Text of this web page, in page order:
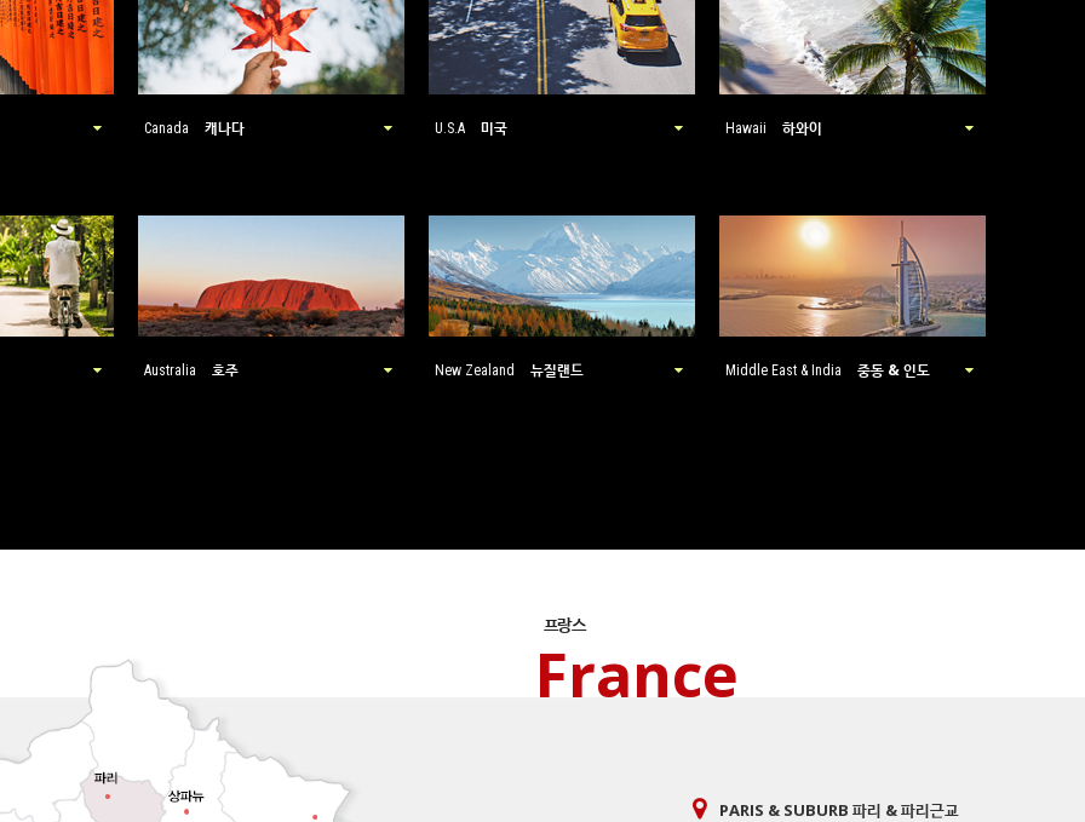
Canada 캐나다 U.S.A 미국 Hawaii 하와이
Australia 호주 New Zealand 뉴질랜드 Middle East & India 중동 & 인도
프랑스
France
PARIS & SUBURB 파리 & 파리근교